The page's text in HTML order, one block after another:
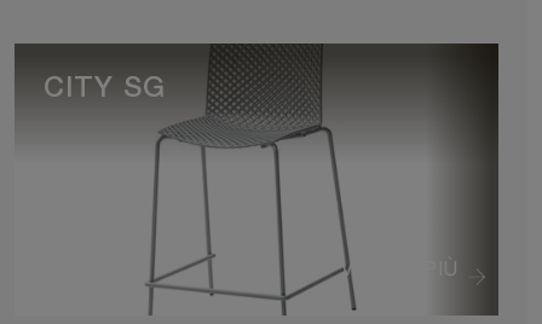
VEDI DI PIÙ
CITY SG